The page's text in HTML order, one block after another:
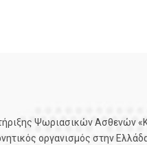
Ψωριασικών Ασθενών
οργανισμός στην